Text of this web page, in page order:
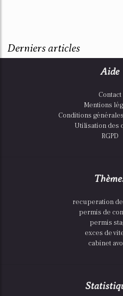
Derniers articles
Aide
Contact
Mentions
Conditions
Utilisation des
RGPD
recuperation
permis de
permis
exces de
cabinet